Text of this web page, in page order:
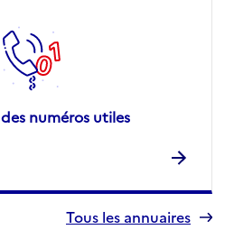
numéros utiles
Tous les annuaires